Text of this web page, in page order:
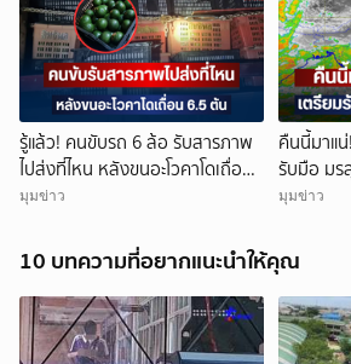
รู้แล้ว! คนขับรถ 6 ล้อ รับสารภาพ
ไปส่งที่ไหน หลังขนอะโวคาโดเถื่อน
6.5 ตัน
มุมข่าว
คืนนี้มาแ
รับมือ ม
มุมข่าว
10 บทความที่อยากแนะนำให้คุณ
ยกเลิก